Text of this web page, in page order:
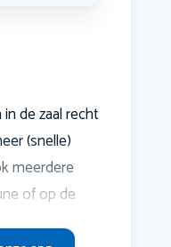
de zaal recht
(snelle)
meerdere
of op de